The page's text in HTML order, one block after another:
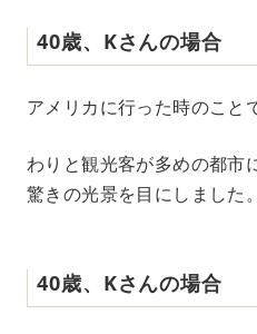
40歳、Kさんの場合
アメリカに行った時のこと
わりと観光客が多めの都市
驚きの光景を目にしました。
40歳、Kさんの場合